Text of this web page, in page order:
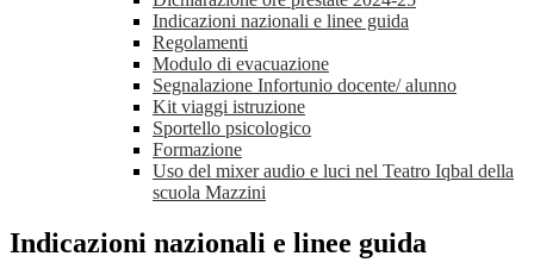
Indicazioni nazionali e linee guida
Regolamenti
Modulo di evacuazione
Segnalazione Infortunio docente/ alunno
Kit viaggi istruzione
Sportello psicologico
Formazione
Uso del mixer audio e luci nel Teatro Iqbal della
scuola Mazzini
Indicazioni nazionali e linee guida